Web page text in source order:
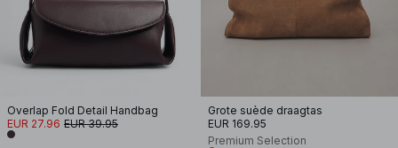
Overlap Fold Detail Handbag
EUR 27.96 EUR 39.95
Grote suède draagtas
EUR 169.95
Premium Selection